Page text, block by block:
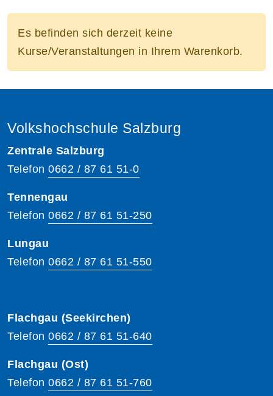
Es befinden sich derzeit keine
Kurse/Veranstaltungen in Ihrem Warenkorb.
Volkshochschule Salzburg
Zentrale Salzburg
Telefon 0662 / 87 61 51-0
Tennengau
Telefon 0662 / 87 61 51-250
Lungau
Telefon 0662 / 87 61 51-550
Flachgau (Seekirchen)
Telefon 0662 / 87 61 51-640
Flachgau (Ost)
Telefon 0662 / 87 61 51-760